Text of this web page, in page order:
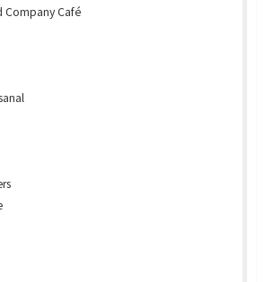
Company Café